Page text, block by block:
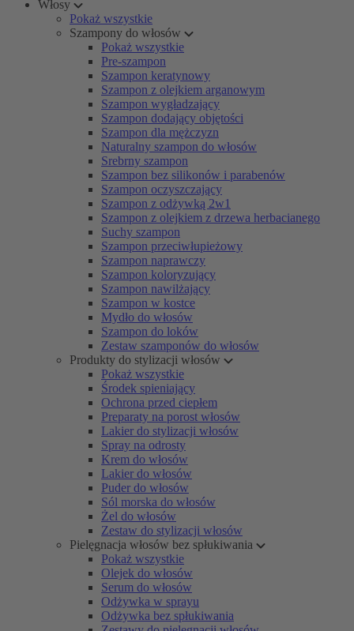
Włosy
Pokaż wszystkie
Szampony do włosów
Pokaż wszystkie
Pre-szampon
Szampon keratynowy
Szampon z olejkiem arganowym
Szampon wygładzający
Szampon dodający objętości
Szampon dla mężczyzn
Naturalny szampon do włosów
Srebrny szampon
Szampon bez silikonów i parabenów
Szampon oczyszczający
Szampon z odżywką 2w1
Szampon z olejkiem z drzewa herbacianego
Suchy szampon
Szampon przeciwłupieżowy
Szampon naprawczy
Szampon koloryzujący
Szampon nawilżający
Szampon w kostce
Mydło do włosów
Szampon do loków
Zestaw szamponów do włosów
Produkty do stylizacji włosów
Pokaż wszystkie
Środek spieniający
Ochrona przed ciepłem
Preparaty na porost włosów
Lakier do stylizacji włosów
Spray na odrosty
Krem do włosów
Lakier do włosów
Puder do włosów
Sól morska do włosów
Żel do włosów
Zestaw do stylizacji włosów
Pielęgnacja włosów bez spłukiwania
Pokaż wszystkie
Olejek do włosów
Serum do włosów
Odżywka w sprayu
Odżywka bez spłukiwania